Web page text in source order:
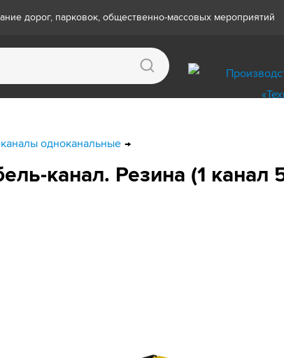
дорог, парковок, общественно-массовых мероприятий
одноканальные
канал. Резина (1